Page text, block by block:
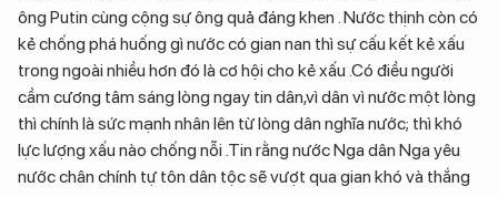
ông Putin cùng cộng sự ông quả đáng khen . Nước thịnh còn có
kẻ chống phá huống gì nước có gian nan thì sự cấu kết kẻ xấu
trong ngoài nhiều hơn đó là cơ hội cho kẻ xấu .Có điều người
cầm cương tâm sáng lòng ngay tin dân,vì dân vì nước một lòng
thì chính là sức mạnh nhân lên từ lòng dân nghĩa nước; thì khó
lực lượng xấu nào chống nỗi .Tin rằng nước Nga dân Nga yêu
nước chân chính tự tôn dân tộc sẽ vượt qua gian khó và thắng